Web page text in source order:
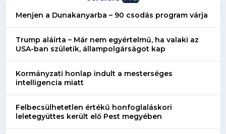
Menjen a Dunakanyarba – 90 csodás program várja
Trump aláírta – Már nem egyértelmű, ha valaki az
USA-ban születik, állampolgárságot kap
Kormányzati honlap indult a mesterséges
intelligencia miatt
Felbecsülhetetlen értékű honfoglaláskori
leletegyüttes került elő Pest megyében